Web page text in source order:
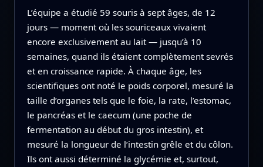
L’équipe a étudié 59 souris à sept âges, de 12
jours — moment où les souriceaux vivaient
encore exclusivement au lait — jusqu’à 10
semaines, quand ils étaient complètement sevrés
et en croissance rapide. À chaque âge, les
scientifiques ont noté le poids corporel, mesuré la
taille d’organes tels que le foie, la rate, l’estomac,
le pancréas et le caecum (une poche de
fermentation au début du gros intestin), et
mesuré la longueur de l’intestin grêle et du côlon.
Ils ont aussi déterminé la glycémie et, surtout,